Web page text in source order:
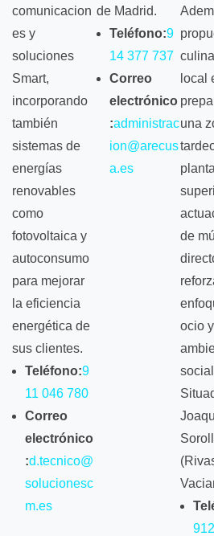
comunicacion
es y
soluciones
Smart,
incorporando
también
sistemas de
energías
renovables
como
fotovoltaica y
autoconsumo
para mejorar
la eficiencia
energética de
sus clientes.
Teléfono:9
11 046 780
Correo
electrónico
:d.tecnico@
solucionesc
m.es
de Madrid.
Teléfono:9
14 377 737
Correo
electrónico
:administrac
ion@arecus
a.es ​
local
una
planta
de
ocio y